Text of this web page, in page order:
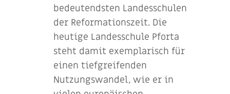
bedeutendsten Landesschulen
der Reformationszeit. Die
heutige Landesschule Pforta
steht damit exemplarisch für
einen tiefgreifenden
Nutzungswandel, wie er in